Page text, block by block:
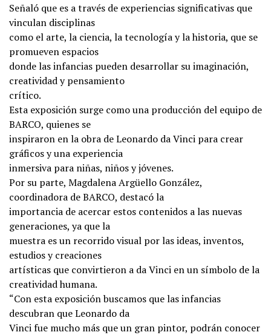
Señaló que es a través de experiencias significativas que
vinculan disciplinas
como el arte, la ciencia, la tecnología y la historia, que se
promueven espacios
donde las infancias pueden desarrollar su imaginación,
creatividad y pensamiento
crítico.
Esta exposición surge como una producción del equipo de
BARCO, quienes se
inspiraron en la obra de Leonardo da Vinci para crear
gráficos y una experiencia
inmersiva para niñas, niños y jóvenes.
Por su parte, Magdalena Argüello González,
coordinadora de BARCO, destacó la
importancia de acercar estos contenidos a las nuevas
generaciones, ya que la
muestra es un recorrido visual por las ideas, inventos,
estudios y creaciones
artísticas que convirtieron a da Vinci en un símbolo de la
creatividad humana.
“Con esta exposición buscamos que las infancias
descubran que Leonardo da
Vinci fue mucho más que un gran pintor, podrán conocer